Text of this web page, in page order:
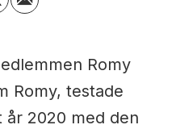
Romy
Romy, testade
år 2020 med den